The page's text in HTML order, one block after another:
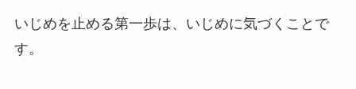
いじめを止める第一歩は、いじめに気づくことで
す。